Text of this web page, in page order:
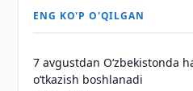
ENG KO'P O'QILGAN
7 avgustdan O‘zbekistonda
o‘tkazish boshlanadi